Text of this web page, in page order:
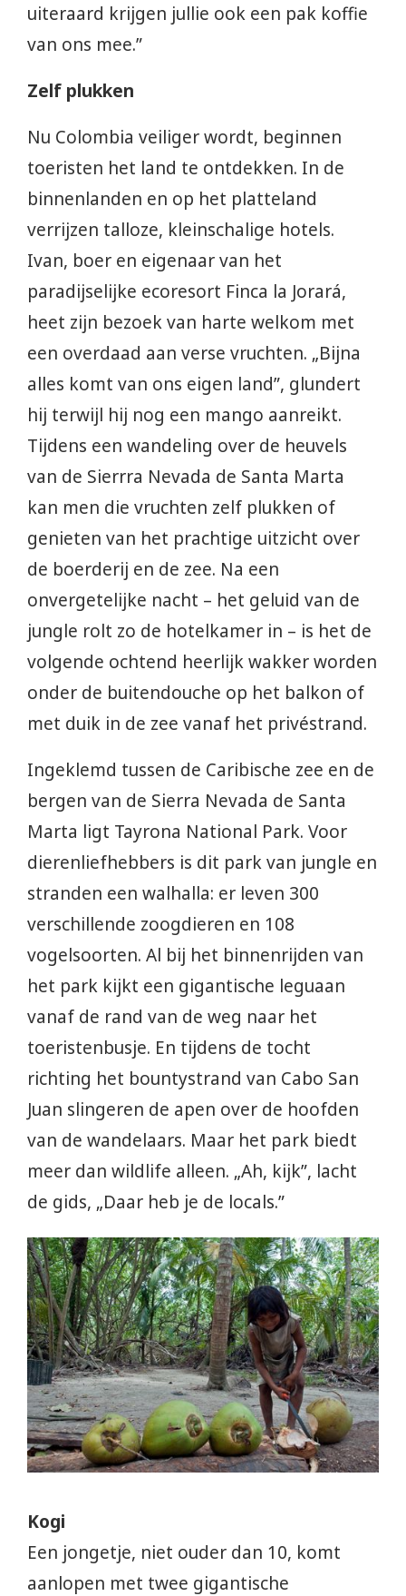
uiteraard krijgen jullie ook een pak koffie
van ons mee.”
Zelf plukken
Nu Colombia veiliger wordt, beginnen
toeristen het land te ontdekken. In de
binnenlanden en op het platteland
verrijzen talloze, kleinschalige hotels.
Ivan, boer en eigenaar van het
paradijselijke ecoresort Finca la Jorará,
heet zijn bezoek van harte welkom met
een overdaad aan verse vruchten. „Bijna
alles komt van ons eigen land”, glundert
hij terwijl hij nog een mango aanreikt.
Tijdens een wandeling over de heuvels
van de Sierrra Nevada de Santa Marta
kan men die vruchten zelf plukken of
genieten van het prachtige uitzicht over
de boerderij en de zee. Na een
onvergetelijke nacht – het geluid van de
jungle rolt zo de hotelkamer in – is het de
volgende ochtend heerlijk wakker worden
onder de buitendouche op het balkon of
met duik in de zee vanaf het privéstrand.
Ingeklemd tussen de Caribische zee en de
bergen van de Sierra Nevada de Santa
Marta ligt Tayrona National Park. Voor
dierenliefhebbers is dit park van jungle en
stranden een walhalla: er leven 300
verschillende zoogdieren en 108
vogelsoorten. Al bij het binnenrijden van
het park kijkt een gigantische leguaan
vanaf de rand van de weg naar het
toeristenbusje. En tijdens de tocht
richting het bountystrand van Cabo San
Juan slingeren de apen over de hoofden
van de wandelaars. Maar het park biedt
meer dan wildlife alleen. „Ah, kijk”, lacht
de gids, „Daar heb je de locals.”
Kogi
Een jongetje, niet ouder dan 10, komt
aanlopen met twee gigantische